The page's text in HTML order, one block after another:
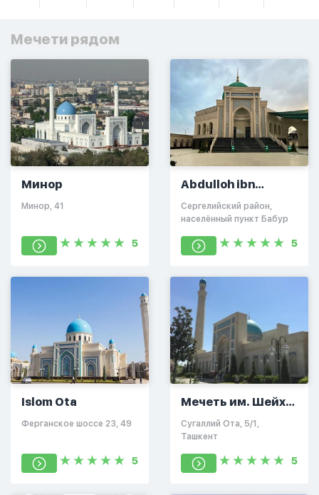
Мечети рядом
Минор
​Минор, 41​
5
Abdulloh ibn
Zubayr
Сергелийский район,
населённый пункт Бабур
5
Islom Ota
​Ферганское шоссе 23, 49​
5
Мечеть им. Шейха
Мухаммада
Садыка
​Сугаллий Ота, 5/1​,
Ташкент
5